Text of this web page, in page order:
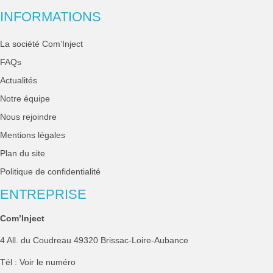
INFORMATIONS
La société Com’Inject
FAQs
Actualités
Notre équipe
Nous rejoindre
Mentions légales
Plan du site
Politique de confidentialité
ENTREPRISE
Com’Inject
4 All. du Coudreau 49320 Brissac-Loire-Aubance
Tél : Voir le numéro